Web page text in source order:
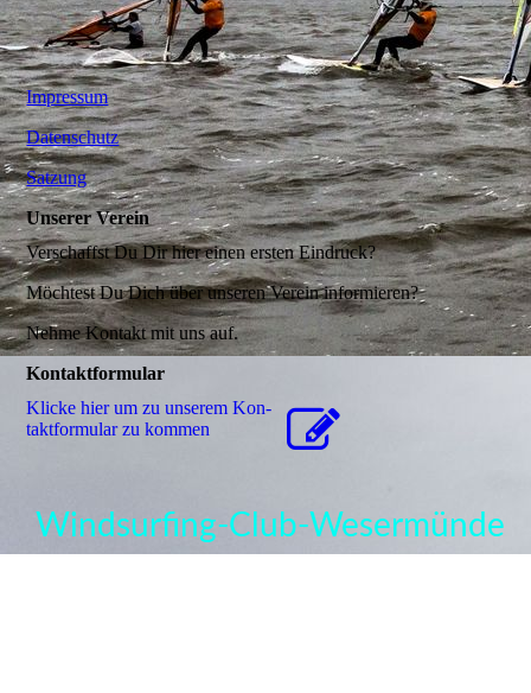
Impressum
Datenschutz
Satzung
Unserer Verein
Verschaffst Du Dir hier einen ersten Eindruck?
Möchtest Du Dich über unseren Verein informieren?
Nehme Kontakt mit uns auf.
Kontaktformular
Klicke hier um zu unserem Kon­
takt­for­mu­lar zu kommen
Windsurfing-Club-Wesermünde